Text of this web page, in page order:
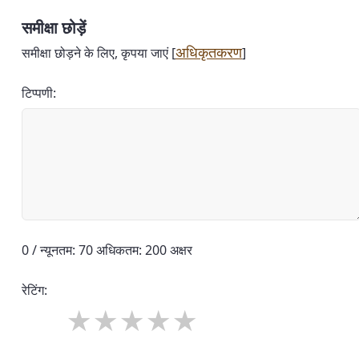
समीक्षा छोड़ें
समीक्षा छोड़ने के लिए, कृपया जाएं [अधिकृतकरण]
टिप्पणी:
0 / न्यूनतम: 70 अधिकतम: 200 अक्षर
रेटिंग: